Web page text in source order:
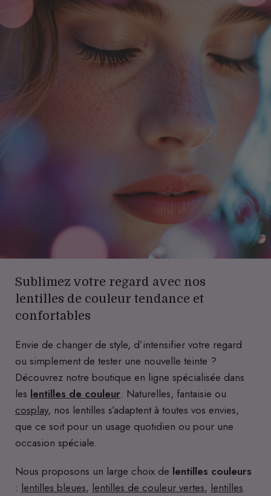
Sublimez votre regard avec nos
lentilles de couleur tendance et
confortables
Envie de changer de style, d’intensifier votre regard
ou simplement de tester une nouvelle teinte ?
Découvrez notre boutique en ligne spécialisée dans
les lentilles de couleur. Naturelles, fantaisie ou
cosplay, nos lentilles s’adaptent à toutes vos envies,
que ce soit pour un usage quotidien ou pour une
occasion spéciale.
Nous proposons un large choix de lentilles couleurs
: lentilles bleues, lentilles de couleur vertes, lentilles